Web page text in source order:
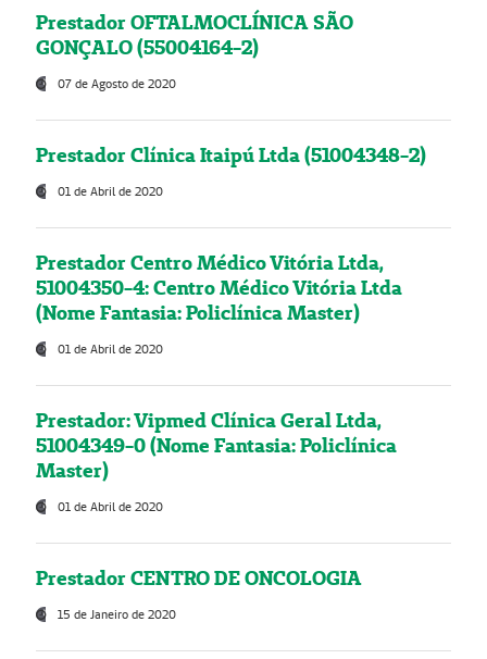
Prestador OFTALMOCLÍNICA SÃO
GONÇALO (55004164-2)
07 de Agosto de 2020
Prestador Clínica Itaipú Ltda (51004348-2)
01 de Abril de 2020
Prestador Centro Médico Vitória Ltda,
51004350-4: Centro Médico Vitória Ltda
(Nome Fantasia: Policlínica Master)
01 de Abril de 2020
Prestador: Vipmed Clínica Geral Ltda,
51004349-0 (Nome Fantasia: Policlínica
Master)
01 de Abril de 2020
Prestador CENTRO DE ONCOLOGIA
15 de Janeiro de 2020